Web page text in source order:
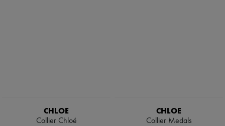
CHLOE
Collier Chloé
CHLOE
Collier Medals